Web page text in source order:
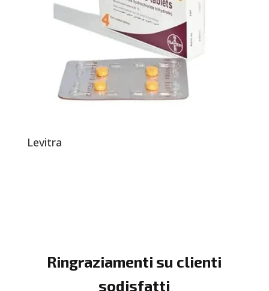
Levitra
Ringraziamenti su clienti
sodisfatti